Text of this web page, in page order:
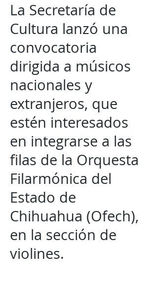
La Secretaría de
Cultura lanzó una
convocatoria
dirigida a músicos
nacionales y
extranjeros, que
estén interesados
en integrarse a las
filas de la Orquesta
Filarmónica del
Estado de
Chihuahua (Ofech),
en la sección de
violines.